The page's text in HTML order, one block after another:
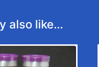
also like…